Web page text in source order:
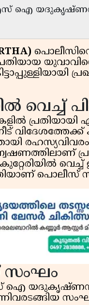
എസ് ഐ യദുകൃഷ്ണൻ
വെച്ച്
പ്രതിയായി
വിദേശത്തേക്ക്
വെച്ച്
പൊലീസ്
സംഘം
ഐ